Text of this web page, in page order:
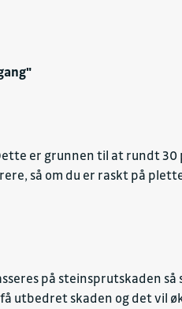
er grunnen til at rundt 30
så om du er raskt på
på steinsprutskaden så
utbedret skaden og det vil